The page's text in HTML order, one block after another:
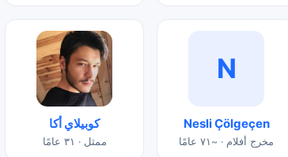
N
Nesli Çölgeçen
مخرج أفلام · ~٧١ عامًا
كوبيلاي أكا
ممثل · ٣١ عامًا